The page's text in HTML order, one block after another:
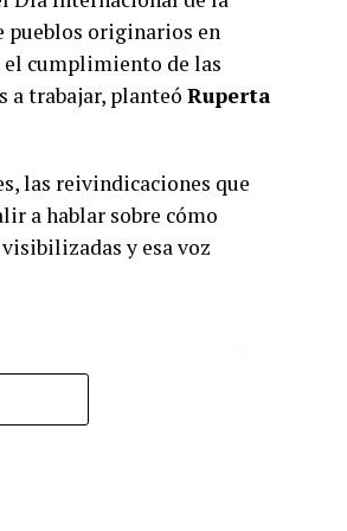
pueblos originarios en
cumplimiento de las
a trabajar, planteó Ruperta
las reivindicaciones que
a hablar sobre cómo
y esa voz